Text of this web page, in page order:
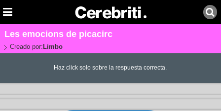
Les emocions de picacirc
Creado por: Limbo
Haz click solo sobre la respuesta correcta.